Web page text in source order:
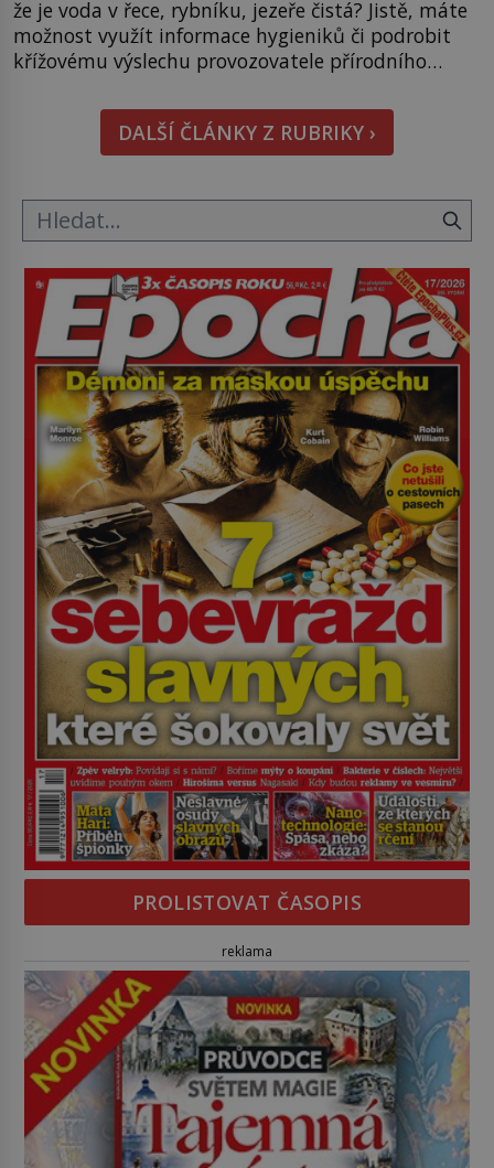
že je voda v řece, rybníku, jezeře čistá? Jistě, máte
možnost využít informace hygieniků či podrobit
křížovému výslechu provozovatele přírodního
Podívat se pod hladinu a zjistit, kdo si onu
konkrétní vodní lokalitu oblíbil už dávno před
vámi. Říká se jim bioindikátory […]
DALŠÍ ČLÁNKY Z RUBRIKY ›
PROLISTOVAT ČASOPIS
reklama